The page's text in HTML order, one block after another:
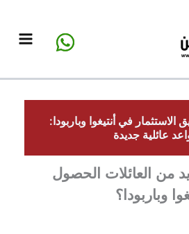
في أنتيغوا وباربودا:
عائلية جديدة
من العائلات الحصول
وباربودا؟